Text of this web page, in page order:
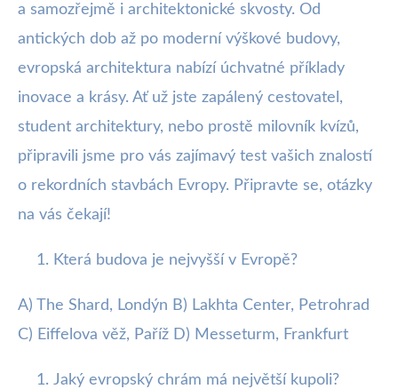
· 3 min čtení · Autor: Kristián Valenta
a samozřejmě i architektonické skvosty. Od
antických dob až po moderní výškové budovy,
evropská architektura nabízí úchvatné příklady
inovace a krásy. Ať už jste zapálený cestovatel,
student architektury, nebo prostě milovník kvízů,
připravili jsme pro vás zajímavý test vašich znalostí
o rekordních stavbách Evropy. Připravte se, otázky
na vás čekají!
Která budova je nejvyšší v Evropě?
A) The Shard, Londýn B) Lakhta Center, Petrohrad
C) Eiffelova věž, Paříž D) Messeturm, Frankfurt
Jaký evropský chrám má největší kupoli?